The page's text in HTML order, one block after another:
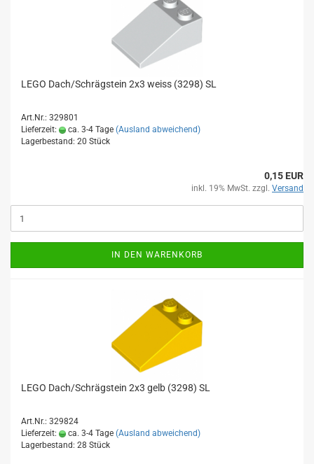
LEGO Dach/Schrägstein 2x3 weiss (3298) SL
Art.Nr.: 329801
Lieferzeit:
ca. 3-4 Tage (Ausland abweichend)
Lagerbestand: 20 Stück
0,15 EUR
inkl. 19% MwSt. zzgl. Versand
IN DEN WARENKORB
LEGO Dach/Schrägstein 2x3 gelb (3298) SL
Art.Nr.: 329824
Lieferzeit:
ca. 3-4 Tage (Ausland abweichend)
Lagerbestand: 28 Stück